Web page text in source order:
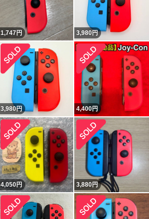
1,747円 3,980円
3,980円 4,400円
4,050円 3,880円